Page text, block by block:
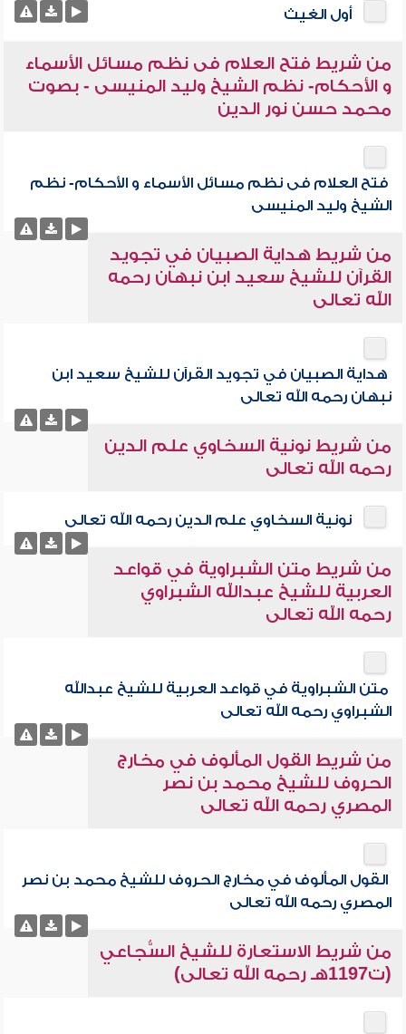
أول الغيث
من شريط فتح العلام فى نظم مسائل الأسماء
و الأحكام- نظم الشيخ وليد المنيسى - بصوت
محمد حسن نور الدين
فتح العلام فى نظم مسائل الأسماء و الأحكام- نظم
الشيخ وليد المنيسى
من شريط هداية الصبيان في تجويد
القرآن للشيخ سعيد ابن نبهان رحمه
الله تعالى
هداية الصبيان في تجويد القرآن للشيخ سعيد ابن
نبهان رحمه الله تعالى
من شريط نونية السخاوي علم الدين
رحمه الله تعالى
نونية السخاوي علم الدين رحمه الله تعالى
من شريط متن الشبراوية في قواعد
العربية للشيخ عبدالله الشبراوي
رحمه الله تعالى
متن الشبراوية في قواعد العربية للشيخ عبدالله
الشبراوي رحمه الله تعالى
من شريط القول المألوف في مخارج
الحروف للشيخ محمد بن نصر
المصري رحمه الله تعالى
القول المألوف في مخارج الحروف للشيخ محمد بن نصر
المصري رحمه الله تعالى
من شريط الاستعارة للشيخ السُّجاعي
(ت1197هـ رحمه الله تعالى)